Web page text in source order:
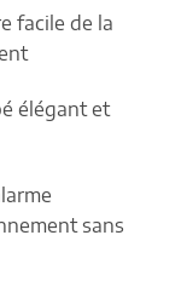
facile de la
élégant et
sans